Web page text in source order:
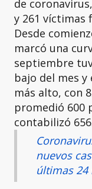
de
y 261 víctimas
Desde
marcó una
septiembre
bajo del mes
más alto, con
promedió 600
contabilizó
nuevos
últimas 24